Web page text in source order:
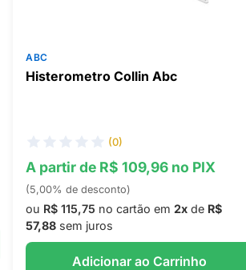
ABC
Histerometro Collin Abc
(0)
A partir de R$ 109,96 no PIX
(5,00% de desconto)
ou R$ 115,75 no cartão em 2xde R$
57,88sem juros
Adicionar ao Carrinho